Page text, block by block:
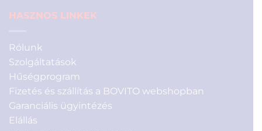
HASZNOS LINKEK
Rólunk
Szolgáltatások
Hűségprogram
Fizetés és szállítás a BOVITO webshopban
Garanciális ügyintézés
Elállás